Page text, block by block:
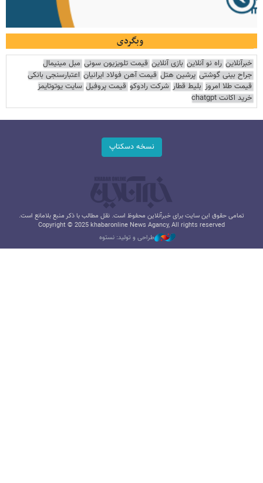
وبگردی
خبرآنلاین راه نو آنلاین بازی آنلاین قیمت تلویزیون سونی مبل مینیمال
جراح بینی گوشتی پرشین هتل قیمت آهن فولاد ایرانیان اعتبارسنجی بانکی
قیمت طلا امروز بلیط قطار شرکت رادوکو قیمت پروفیل سایت یوتوتایمز
خرید اکانت chatgpt
نسخه دسکتاپ
تمامی حقوق این سایت برای خبرآنلاین محفوظ است. نقل مطالب با ذکر منبع بلامانع است.
Copyright © 2025 khabaronline News Agancy, All rights reserved
طراحی و تولید: نستوه